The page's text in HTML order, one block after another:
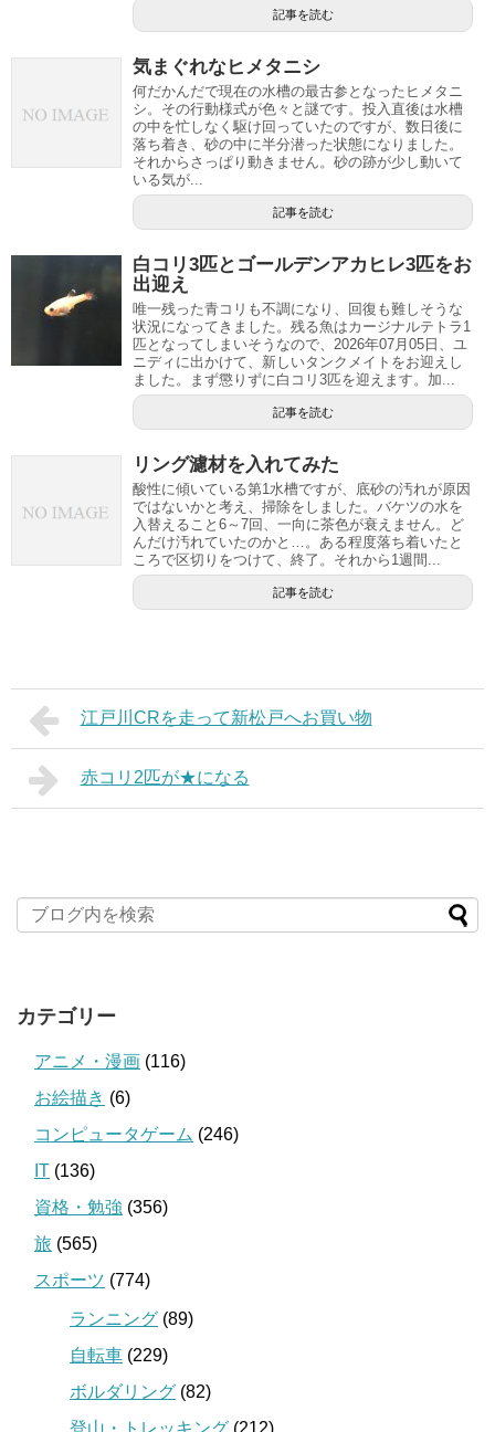
記事を読む
気まぐれなヒメタニシ
何だかんだで現在の水槽の最古参となったヒメタニ
シ。その行動様式が色々と謎です。投入直後は水槽
の中を忙しなく駆け回っていたのですが、数日後に
落ち着き、砂の中に半分潜った状態になりました。
それからさっぱり動きません。砂の跡が少し動いて
いる気が...
記事を読む
白コリ3匹とゴールデンアカヒレ3匹をお
出迎え
唯一残った青コリも不調になり、回復も難しそうな
状況になってきました。残る魚はカージナルテトラ1
匹となってしまいそうなので、2026年07月05日、ユ
ニディに出かけて、新しいタンクメイトをお迎えし
ました。まず懲りずに白コリ3匹を迎えます。加...
記事を読む
リング濾材を入れてみた
酸性に傾いている第1水槽ですが、底砂の汚れが原因
ではないかと考え、掃除をしました。バケツの水を
入替えること6～7回、一向に茶色が衰えません。ど
んだけ汚れていたのかと…。ある程度落ち着いたと
ころで区切りをつけて、終了。それから1週間...
記事を読む
江戸川CRを走って新松戸へお買い物
赤コリ2匹が★になる
カテゴリー
アニメ・漫画 (116)
お絵描き (6)
コンピュータゲーム (246)
IT (136)
資格・勉強 (356)
旅 (565)
スポーツ (774)
ランニング (89)
自転車 (229)
ボルダリング (82)
登山・トレッキング (212)